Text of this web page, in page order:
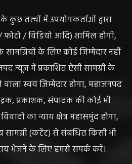
कुछ तत्वों में उपयोगकर्ताओं द्वारा
फोटो / विडियो आदि) शामिल होगी,
के लिए कोई जिम्मेदार नहीं
न्यूज में प्रकाशित ऐसी सामग्री के
स्वयं जिम्मेदार होगा, महाजनपद
प्रकाशक, संपादक की कोई भी
का न्याय क्षेत्र महासमुंद होगा,
(कटेंट) से संबंधित किसी भी
भेजने के लिए हमसे संपर्क करें।